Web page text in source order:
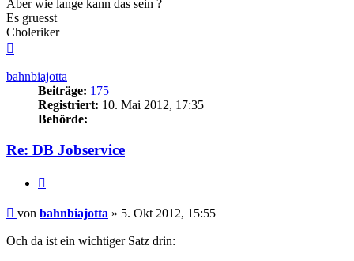
Aber wie lange kann das sein ?
Es gruesst
Choleriker
bahnbiajotta
Beiträge: 175
Registriert: 10. Mai 2012, 17:35
Behörde:
Re: DB Jobservice
Beitrag
von bahnbiajotta » 5. Okt 2012, 15:55
Och da ist ein wichtiger Satz drin: